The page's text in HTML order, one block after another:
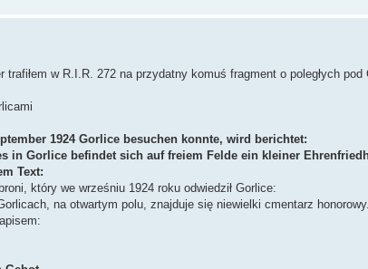
w R.I.R. 272 na przydatny komuś fragment o poległych pod
1924 Gorlice besuchen konnte, wird berichtet:
in Gorlice befindet sich auf freiem Felde ein kleiner
Text:
który we wrześniu 1924 roku odwiedził Gorlice:
na otwartym polu, znajduje się niewielki cmentarz